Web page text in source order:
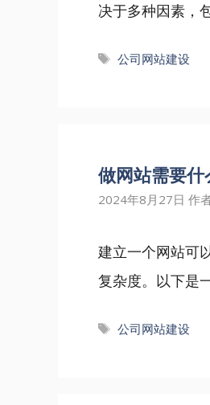
决于多种因素，
标
公司网站建设
做网站需要什
2024年8月27日 作
建立一个网站可
复杂度。以下是
标
公司网站建设